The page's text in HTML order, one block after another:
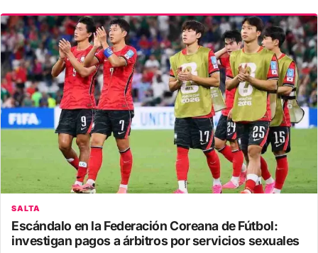
SALTA
Escándalo en la Federación Coreana de Fútbol:
investigan pagos a árbitros por servicios sexuales